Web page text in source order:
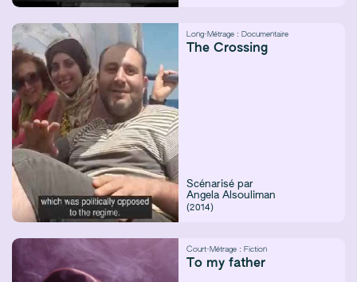
Long-Métrage : Documentaire
The Crossing
Scénarisé par
Angela Alsouliman
(2014)
Court-Métrage : Fiction
To my father